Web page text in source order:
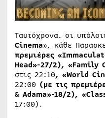
Ταυτόχρονα. οι
Cinema», κάθε
πρεμιέρες
Head»-27/2)​, «Family
στις 22:10, «World
22:00 (με τις
& Adama»-18/2), «
17:00).